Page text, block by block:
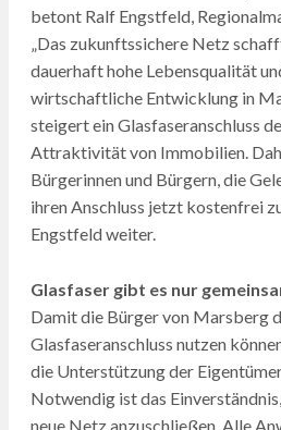
betont Ralf Engstfeld,
„Das zukunftssichere Netz
dauerhaft hohe Lebensqualität
wirtschaftliche Entwicklung in
steigert ein Glasfaseranschluss
Attraktivität von Immobilien.
Bürgerinnen und Bürgern, die
ihren Anschluss jetzt kostenfrei
Engstfeld weiter.
Glasfaser gibt es nur
Damit die Bürger von Marsberg
Glasfaseranschluss nutzen
die Unterstützung der
Notwendig ist das
neue Netz anzuschließen. Alle